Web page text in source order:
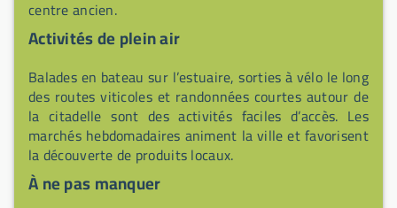
centre ancien.
Activités de plein air
Balades en bateau sur l’estuaire, sorties à vélo le long
des routes viticoles et randonnées courtes autour de
la citadelle sont des activités faciles d’accès. Les
marchés hebdomadaires animent la ville et favorisent
la découverte de produits locaux.
À ne pas manquer